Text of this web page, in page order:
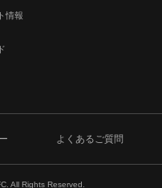
情報
よくあるご質問
All Rights Reserved.